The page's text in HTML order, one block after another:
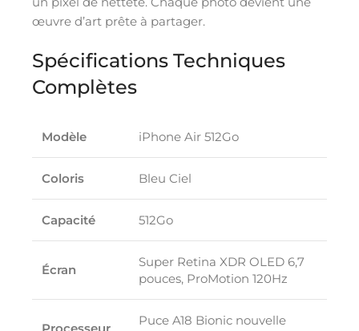
œuvre d’art prête à partager.
Spécifications Techniques
Complètes
Modèle iPhone Air 512Go
Coloris Bleu Ciel
Capacité 512Go
Écran
Super Retina XDR OLED 6,7
pouces, ProMotion 120Hz
Puce A18 Bionic nouvelle